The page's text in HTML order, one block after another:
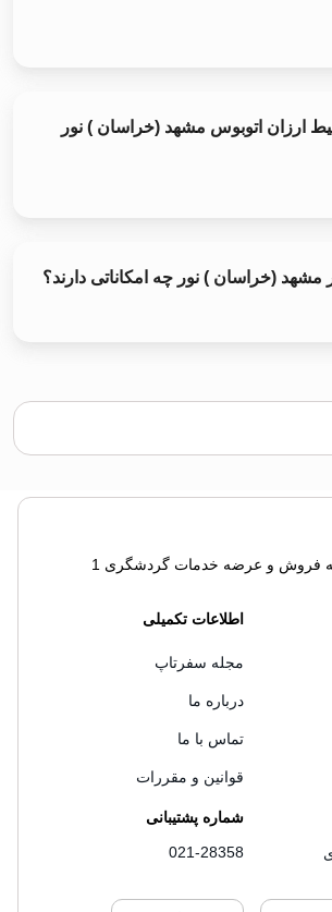
ارزان اتوبوس مشهد (خراسان ) نور
(خراسان ) نور چه امکاناتی دارند؟
فروش و عرضه خدمات گردشگری 1
اطلاعات تکمیلی
مجله سفرتاپ
درباره ما
تماس با ما
قوانین و مقررات
شماره پشتیبانی
021-28358